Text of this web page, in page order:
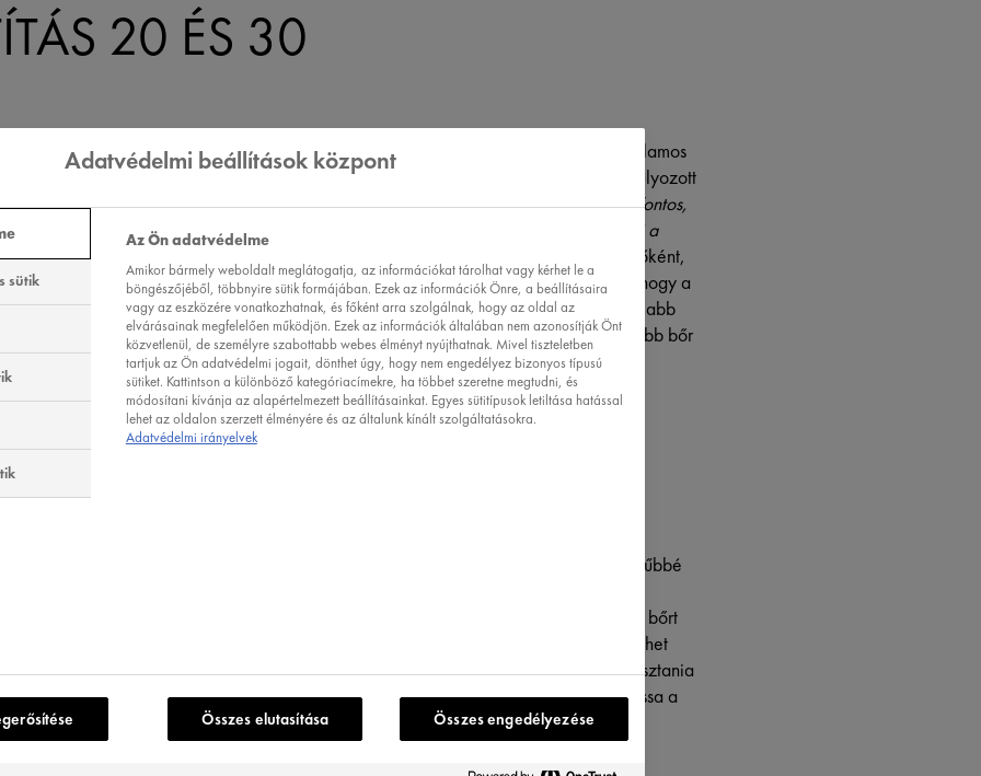
20 ÉS 30
főként a városlakók számára. És mi ennek az árnyoldala? A bőrünk hajlamos
a következményeitől, mint például a dohányzás, az alváshiány, a nem kiegyensúlyozott
A fiatalabb bőr megtisztításához tippeket adva Nina elmondta:“Fontos,
bőrnek a fellélegzésre, ezért próbáljon meg ne túlzottan sok réteg terméket felvinni a
sminkről legyen szó!”
Ez pedig az jelenti: kerülje a túl komplikált arctisztítást – főként,
és maradjon inkább anapi kétszeri alapos tisztításnál! Nina továbbá azt javasolja, hogy a
használja: ezek nagyon jók a szárazabb bőrtípusok hidratálására, de a fiatalabb
esetén fojtogató hatásúak lehetnek. Miért? Vastag felszíni rétege miatt a fiatalabb bőr
ezért jobb az olajos termékeket elkerülni.
40, 50 ÉVESEN
Nina, fontos a bőrápolási programot az évszakokhoz igazítani és minél egyszerűbbé
A hidratálás! Ahogyan öregszünk, a bőr kollagénszintje csökken, ami az
és csökkenő vízmegtartó képességéhez vezet. Ez pedig kiszáradásra hajlamosabb bőrt
érett bőrre való arctisztító tejek használatát javasolja, mert krémes állaguk segíthet
(keresse az olyan összetevőket, mint a glicerin és a shea vaj). Ha pedig választania
amelyek a bőrnek feszülő és száraz érzetet nyújthatnak, illetve ne váltogassa a
Adatvédelmi beállítások központ
sütik
Az Ön adatvédelme
Amikor bármely weboldalt meglátogatja, az információkat tárolhat vagy kérhet le a
böngészőjéből, többnyire sütik formájában. Ezek az információk Önre, a beállításaira
vagy az eszközére vonatkozhatnak, és főként arra szolgálnak, hogy az oldal az
elvárásainak megfelelően működjön. Ezek az információk általában nem azonosítják Önt
közvetlenül, de személyre szabottabb webes élményt nyújthatnak. Mivel tiszteletben
tartjuk az Ön adatvédelmi jogait, dönthet úgy, hogy nem engedélyez bizonyos típusú
sütiket. Kattintson a különböző kategóriacímekre, ha többet szeretne megtudni, és
módosítani kívánja az alapértelmezett beállításainkat. Egyes sütitípusok letiltása hatással
lehet az oldalon szerzett élményére és az általunk kínált szolgáltatásokra.
Adatvédelmi irányelvek
Összes elutasítása Összes engedélyezése